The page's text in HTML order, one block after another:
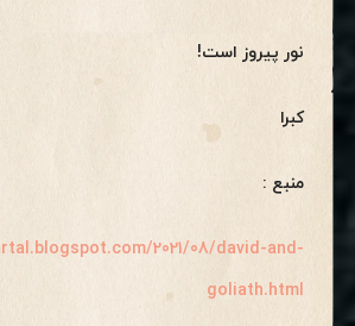
نور پیروز است!
کبرا
منبع :
2021/08/david-and-
goliath.html